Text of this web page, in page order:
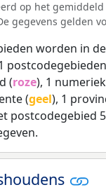
op het
gegevens gelden
worden in
(roze), 1
(geel), 1
postcodegebied